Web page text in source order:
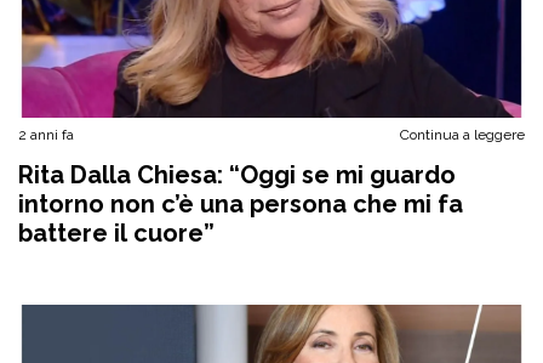
2 anni fa Continua a leggere
Rita Dalla Chiesa: “Oggi se mi guardo
intorno non c’è una persona che mi fa
battere il cuore”